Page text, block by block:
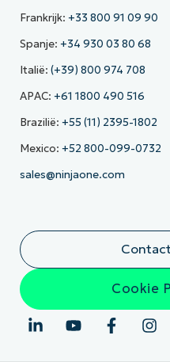
Frankrijk: +33 800 91 09 90
Spanje: +34 930 03 80 68
Italië: (+39) 800 974 708
APAC: +61 1800 490 516
Brazilië: +55 (11) 2395-1802
Mexico: +52 800-099-0732
sales@ninjaone.com
Cookie